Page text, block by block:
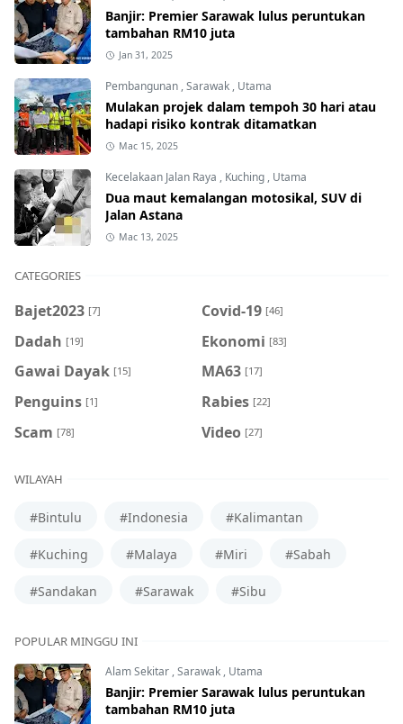
Banjir: Premier Sarawak lulus peruntukan
tambahan RM10 juta
Jan 31, 2025
Pembangunan ,Sarawak , Utama
Mulakan projek dalam tempoh 30 hari atau
hadapi risiko kontrak ditamatkan
Mac 15, 2025
Kecelakaan Jalan Raya , Kuching , Utama
Dua maut kemalangan motosikal, SUV di
Jalan Astana
Mac 13, 2025
CATEGORIES
Bajet2023 [7] Covid-19 [46]
Dadah [19] Ekonomi [83]
Gawai Dayak [15] MA63 [17]
Penguins [1] Rabies [22]
Scam [78] Video [27]
WILAYAH
#Bintulu #Indonesia #Kalimantan
#Kuching #Malaya #Miri #Sabah
#Sandakan #Sarawak #Sibu
POPULAR MINGGU INI
Alam Sekitar,Sarawak, Utama
Banjir: Premier Sarawak lulus peruntukan
tambahan RM10 juta